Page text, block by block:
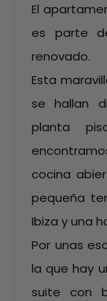
El
es parte
renovado.
Esta
se hallan
planta
cocina
pequeña
Ibiza y una
Por unas
la que hay
suite con